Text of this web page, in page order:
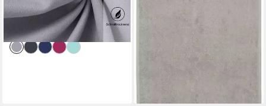
Mikrofaser mit Kontrastnaht
ab 9,99 € UVP16,99 €
-41%
lieferbar - in 1-2 Werktagen bei dir
18,99 €
lieferbar - in 1-2 Werktagen bei dir